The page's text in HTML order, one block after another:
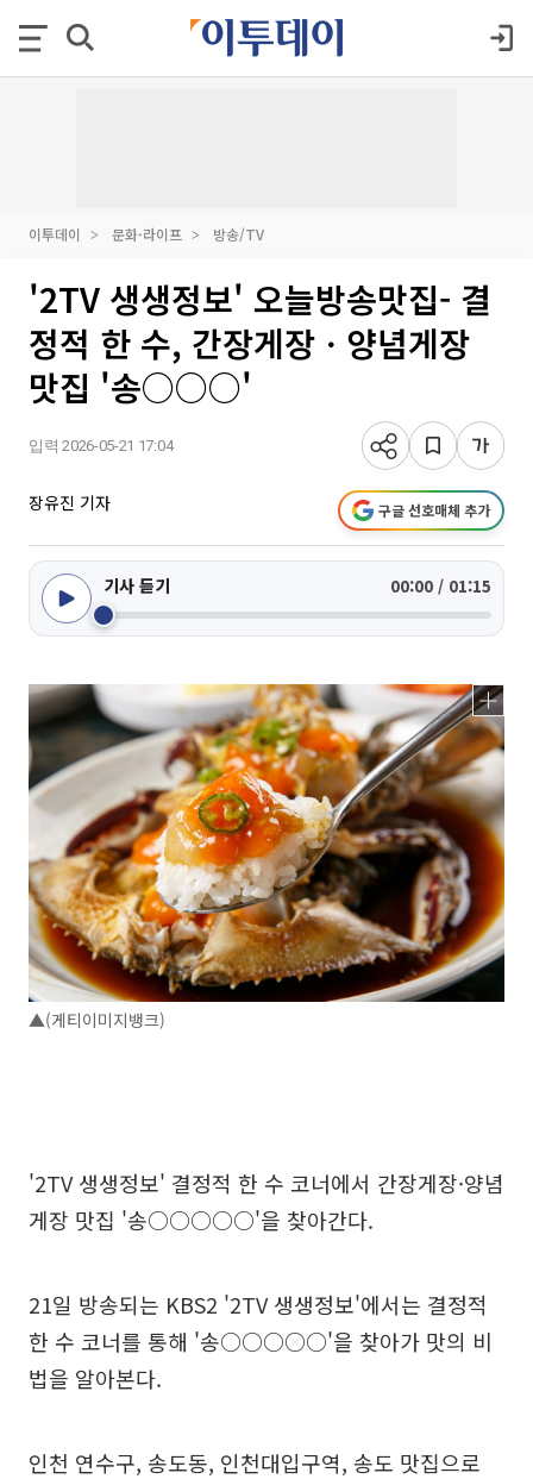
이투데이 문화·라이프 방송/TV
'2TV 생생정보' 오늘방송맛집- 결
정적 한 수, 간장게장ㆍ양념게장
맛집 '송○○○'
입력 2026-05-21 17:04
장유진 기자 구글 선호매체 추가
기사 듣기 00:00 / 01:15
▲(게티이미지뱅크)
'2TV 생생정보' 결정적 한 수 코너에서 간장게장·양념
게장 맛집 '송○○○○○'을 찾아간다.
21일 방송되는 KBS2 '2TV 생생정보'에서는 결정적
한 수 코너를 통해 '송○○○○○'을 찾아가 맛의 비
법을 알아본다.
인천 연수구, 송도동, 인천대입구역, 송도 맛집으로